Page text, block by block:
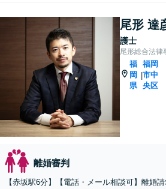
尾形 達
護士
尾形総合法律
福
岡
県
|
福岡
市中
央区
離婚審判
【赤坂駅6分】【電話・メール相談可】離婚